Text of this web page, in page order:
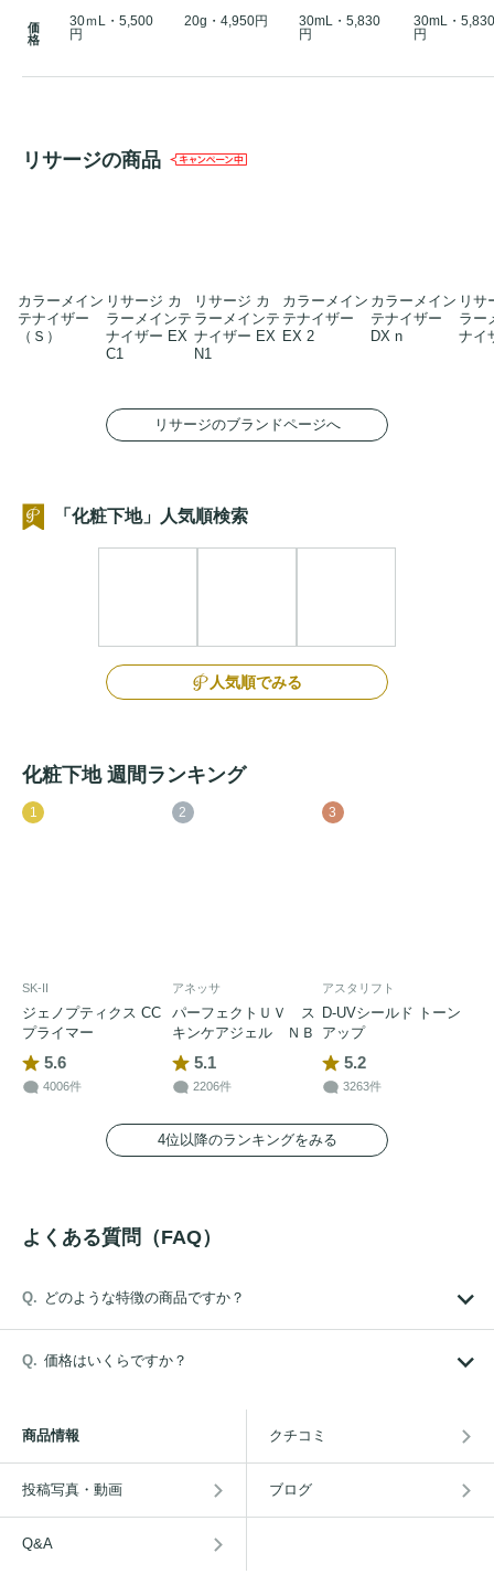
価
格
30ｍL・5,500
円
20g・4,950円
30mL・5,830
円
30mL・5,830
円
リサージの商品
カラーメイン
テナイザー
（Ｓ）
リサージ カ
ラーメインテ
ナイザー EX
C1
リサージ カ
ラーメインテ
ナイザー EX
N1
カラーメイン
テナイザー
EX 2
カラーメイン
テナイザー
DX n
リサ
ラー
ナイ
リサージのブランドページへ
「化粧下地」人気順検索
人気順でみる
化粧下地 週間ランキング
1
SK-II
ジェノプティクス CC
プライマー
5.6
4006件
2
アネッサ
パーフェクトＵＶ ス
キンケアジェル ＮＢ
5.1
2206件
3
アスタリフト
D-UVシールド トーン
アップ
5.2
3263件
4位以降のランキングをみる
よくある質問（FAQ）
どのような特徴の商品ですか？
価格はいくらですか？
商品情報 クチコミ
投稿写真・動画 ブログ
Q&A